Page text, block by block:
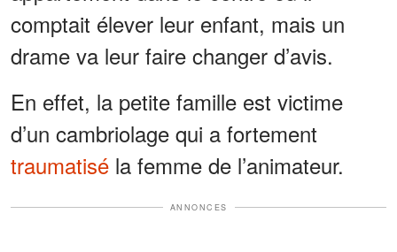
comptait élever leur enfant, mais un
drame va leur faire changer d’avis.
En effet, la petite famille est victime
d’un cambriolage qui a fortement
traumatisé la femme de l’animateur.
ANNONCES